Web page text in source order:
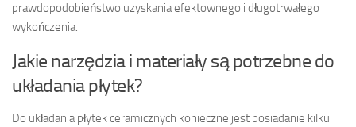
prawdopodobieństwo uzyskania efektownego i długotrwałego
wykończenia.
Jakie narzędzia i materiały są potrzebne do
układania płytek?
Do układania płytek ceramicznych konieczne jest posiadanie kilku